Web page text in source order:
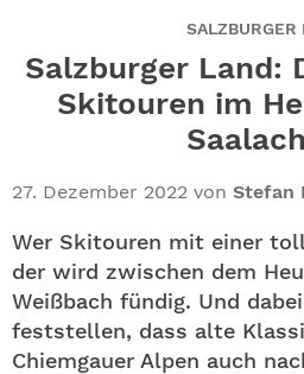
SALZBURGER
Salzburger Land:
Skitouren im
27. Dezember 2022 von Stefan
Wer Skitouren mit einer
der wird zwischen dem
Weißbach fündig. Und
feststellen, dass alte
Chiemgauer Alpen auch
ALLE THEMEN